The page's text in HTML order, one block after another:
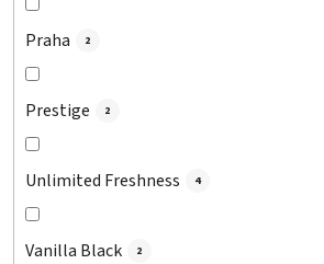
Praha 2
Prestige 2
Unlimited Freshness 4
Vanilla Black 2